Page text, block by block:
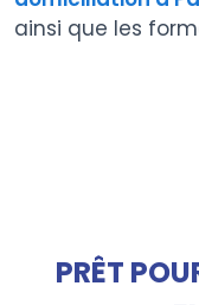
ainsi que les
PRÊT